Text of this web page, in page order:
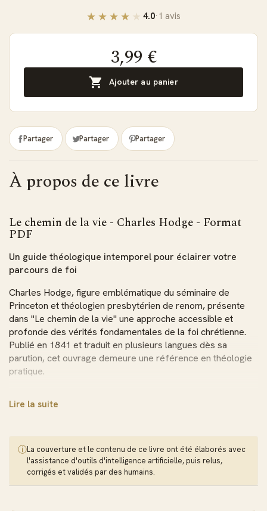
4.0· 1 avis
3,99 €
 Ajouter au panier
Partager Partager Partager
À propos de ce livre
Le chemin de la vie - Charles Hodge - Format
PDF
Un guide théologique intemporel pour éclairer votre
parcours de foi
Charles Hodge, figure emblématique du séminaire de
Princeton et théologien presbytérien de renom, présente
dans "Le chemin de la vie" une approche accessible et
profonde des vérités fondamentales de la foi chrétienne.
Publié en 1841 et traduit en plusieurs langues dès sa
parution, cet ouvrage demeure une référence en théologie
pratique.
l'autorité de l'Écriture, la nature du péché, la justification par
doctrine biblique transforme concrètement l'existence
quotidienne du chrétien.
Lire la suite
ⓘLa couverture et le contenu de ce livre ont été élaborés avec
l'assistance d'outils d'intelligence artificielle, puis relus,
corrigés et validés par des humains.